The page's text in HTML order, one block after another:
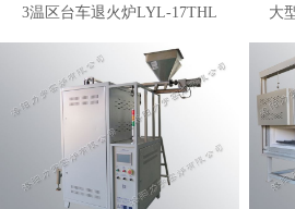
3温区台车退火炉LYL-17THL 大